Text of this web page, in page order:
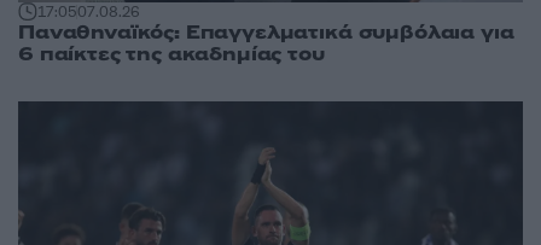
17:0507.08.26
Παναθηναϊκός: Επαγγελματικά συμβόλαια για
6 παίκτες της ακαδημίας του